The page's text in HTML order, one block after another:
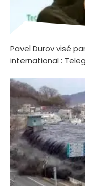
Pavel Durov visé
international :